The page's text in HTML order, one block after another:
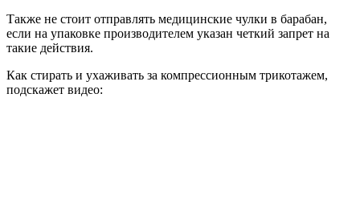
Также не стоит отправлять медицинские чулки в барабан,
если на упаковке производителем указан четкий запрет на
такие действия.
Как стирать и ухаживать за компрессионным трикотажем,
подскажет видео: